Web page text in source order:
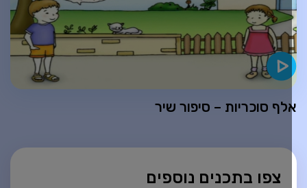
צפו בתכנים נוספים
סוכריות – סיפור שיר